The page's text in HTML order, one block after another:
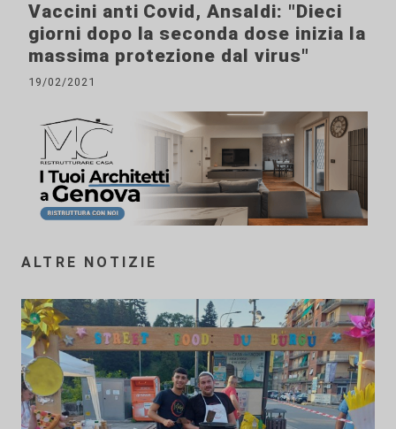
Vaccini anti Covid, Ansaldi: "Dieci
giorni dopo la seconda dose inizia la
massima protezione dal virus"
19/02/2021
ALTRE NOTIZIE